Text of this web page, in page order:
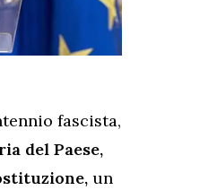
fascista,
del Paese,
un